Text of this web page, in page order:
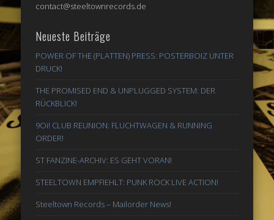
contact@steeltownrecords.de
Neueste Beiträge
POWER OF THE (PLATTEN) PRESS: POSTERBOIZ UNTER
DRUCK!
THE PROMISED END & UNPLUGGED SYSTEM: DER
RÜCKBLICK!
9Oi! CLUB REUNION: FLUCHTWAGEN & RUNNING
ORDER!
ST FANZINE-ARCHIV: ES GEHT VORAN!
STEELTOWN EMPFIEHLT: PUNK ROCK LIVE ACTION!
Steeltown Records – Mailorder News!